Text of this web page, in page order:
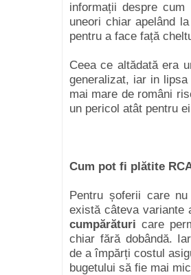
informații despre
uneori chiar apelând
pentru a face față
Ceea ce altădată era
generalizat, iar in
mai mare de români
un pericol atât pentru
Cum pot fi plătite
Pentru șoferii care
există câteva
cumpărături care
chiar fără dobândă.
de a împărți costul
bugetului să fie mai